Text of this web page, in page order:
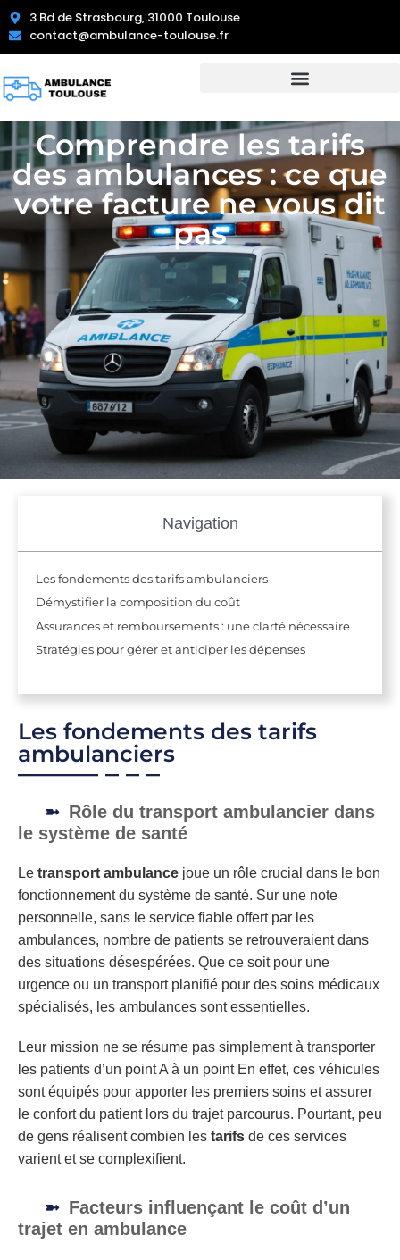
3 Bd de Strasbourg, 31000 Toulouse
contact@ambulance-toulouse.fr
Comprendre les tarifs
des ambulances : ce que
votre facture ne vous dit
pas
Navigation
Les fondements des tarifs ambulanciers
Démystifier la composition du coût
Assurances et remboursements : une clarté nécessaire
Stratégies pour gérer et anticiper les dépenses
Les fondements des tarifs
ambulanciers
Rôle du transport ambulancier dans
le système de santé
Le transport ambulance joue un rôle crucial dans le bon
fonctionnement du système de santé. Sur une note
personnelle, sans le service fiable offert par les
ambulances, nombre de patients se retrouveraient dans
des situations désespérées. Que ce soit pour une
urgence ou un transport planifié pour des soins médicaux
spécialisés, les ambulances sont essentielles.
Leur mission ne se résume pas simplement à transporter
les patients d’un point A à un point En effet, ces véhicules
sont équipés pour apporter les premiers soins et assurer
le confort du patient lors du trajet parcourus. Pourtant, peu
de gens réalisent combien les tarifs de ces services
varient et se complexifient.
Facteurs influençant le coût d’un
trajet en ambulance